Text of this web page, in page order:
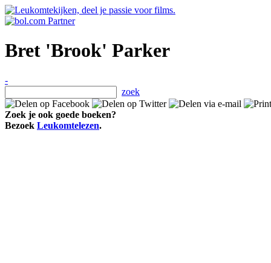
Bret 'Brook' Parker
-
zoek
Zoek je ook goede boeken?
Bezoek Leukomtelezen.